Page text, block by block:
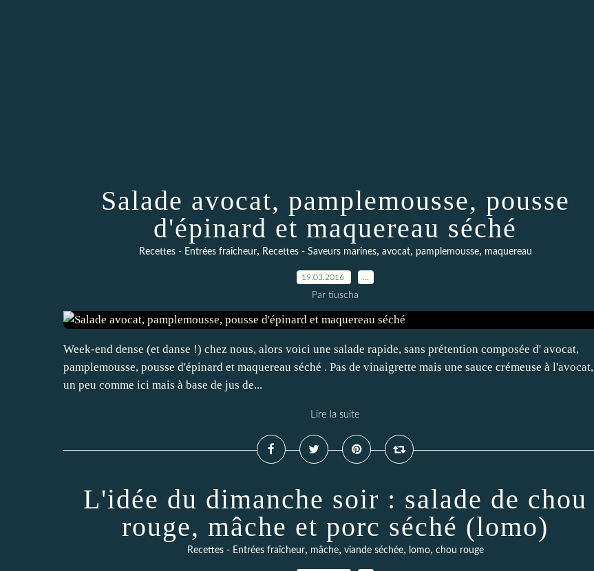
Salade avocat, pamplemousse, pousse
d'épinard et maquereau séché
Recettes - Entrées fraîcheur, Recettes - Saveurs marines, avocat, pamplemousse, maquereau
19.03.2016
Par tiuscha
Week-end dense (et danse !) chez nous, alors voici une salade rapide, sans prétention composée d' avocat,
pamplemousse, pousse d'épinard et maquereau séché . Pas de vinaigrette mais une sauce crémeuse à l'avocat,
un peu comme ici mais à base de jus de...
Lire la suite
L'idée du dimanche soir : salade de chou
rouge, mâche et porc séché (lomo)
Recettes - Entrées fraîcheur, mâche, viande séchée, lomo, chou rouge